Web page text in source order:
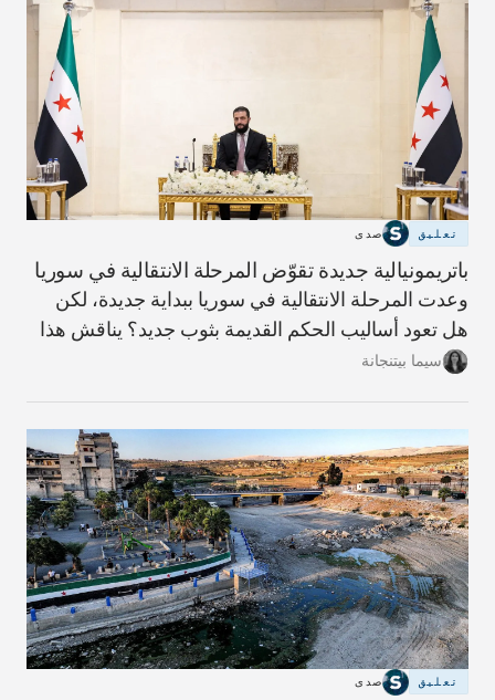
تعليق صدى
باتريمونيالية جديدة تقوّض المرحلة الانتقالية في سوريا
وعدت المرحلة الانتقالية في سوريا ببداية جديدة، لكن
هل تعود أساليب الحكم القديمة بثوب جديد؟ يناقش هذا
المقال مؤشرات ذلك وما يلزم لبناء دولة أكثر شفافية
سيما بيتنجانة
تعليق صدى